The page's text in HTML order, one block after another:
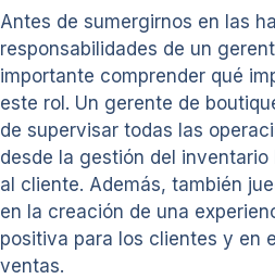
Antes de sumergirnos en las
responsabilidades de un
importante comprender qué
este rol. Un gerente de
de supervisar todas las
desde la gestión del
al cliente. Además, también
en la creación de una
positiva para los clientes y en
ventas.